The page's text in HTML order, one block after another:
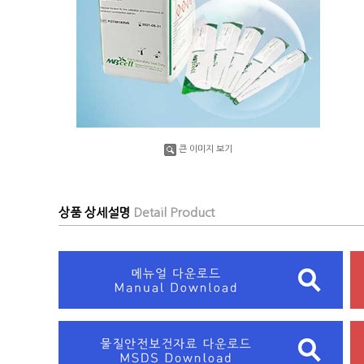
큰 이미지 보기
상품 상세설명 Detail Product